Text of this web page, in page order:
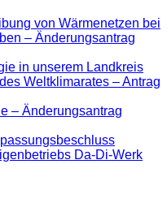
von Wärmenetzen bei
– Änderungsantrag
in unserem Landkreis
Weltklimarates – Antrag
– Änderungsantrag
Da-Di-Werk